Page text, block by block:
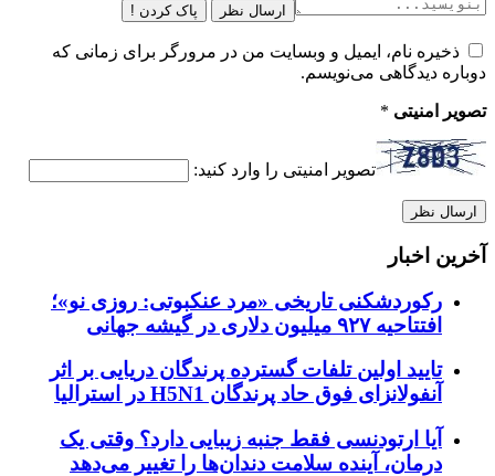
ارسال نظر پاک کردن !
ذخیره نام، ایمیل و وبسایت من در مرورگر برای زمانی که
دوباره دیدگاهی می‌نویسم.
تصویر امنیتی *
تصویر امنیتی را وارد کنید:
آخرین اخبار
رکوردشکنی تاریخی «مرد عنکبوتی: روزی نو»؛
افتتاحیه ۹۲۷ میلیون دلاری در گیشه جهانی
تایید اولین تلفات گسترده پرندگان دریایی بر اثر
آنفولانزای فوق حاد پرندگان H5N1 در استرالیا
آیا ارتودنسی فقط جنبه زیبایی دارد؟ وقتی یک
درمان، آینده سلامت دندان‌ها را تغییر می‌دهد